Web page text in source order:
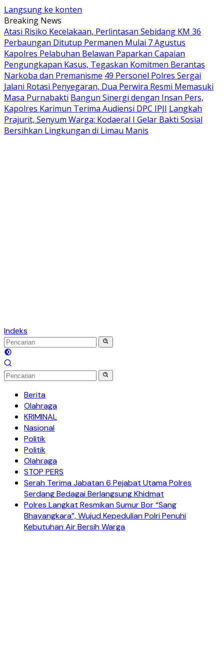
Langsung ke konten
Breaking News
Atasi Risiko Kecelakaan, Perlintasan Sebidang KM 36
Perbaungan Ditutup Permanen Mulai 7 Agustus
Kapolres Pelabuhan Belawan Paparkan Capaian
Pengungkapan Kasus, Tegaskan Komitmen Berantas
Narkoba dan Premanisme 49 Personel Polres Sergai
Jalani Rotasi Penyegaran, Dua Perwira Resmi Memasuki
Masa Purnabakti Bangun Sinergi dengan Insan Pers,
Kapolres Karimun Terima Audiensi DPC IPJI Langkah
Prajurit, Senyum Warga: Kodaeral I Gelar Bakti Sosial
Bersihkan Lingkungan di Limau Manis
Indeks
Berita
Olahraga
KRIMINAL
Nasional
Politik
Politik
Olahraga
STOP PERS
Serah Terima Jabatan 6 Pejabat Utama Polres
Serdang Bedagai Berlangsung Khidmat
Polres Langkat Resmikan Sumur Bor “Sang
Bhayangkara”, Wujud Kepedulian Polri Penuhi
Kebutuhan Air Bersih Warga